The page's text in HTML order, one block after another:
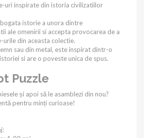
uri inspirate din istoria civilizatiilor
istorie a unora dintre
ale omenirii si accepta provocarea de a
urile din aceasta colectie.
sau din metal, este inspirat dintr-o
si are o poveste unica de spus.
Puzzle
și apoi să le asamblezi din nou?
pentru minți curioase!